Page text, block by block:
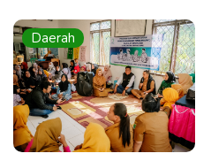
Daerah